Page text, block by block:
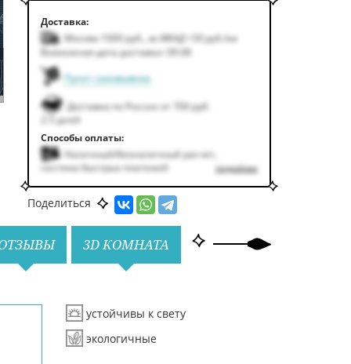
Доставка:
Москва 1000руб. за МКАД +50руб. /км
Возможная дата доставки: 09.08
Пункт самовывоза
Доставка по России от 700 руб.
2-5 дней
Способы оплаты:
Наличный/безналичный расчет,
система быстрых платежей
подробнее
Поделиться
3D КОМНАТА
устойчивы к свету
экологичные